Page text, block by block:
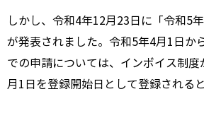
しかし、令和4年12月23日に「令和5
が発表されました。令和5年4月1日か
での申請については、インボイス制
月1日を登録開始日として登録される